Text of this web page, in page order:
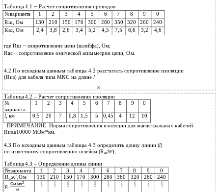
Таблица 4.1– Расчет сопротивления проводов
№варианта 1 2 3 4 5 6 7 8 9 0
Rш, Ом 130 210 150 170 300 280 350 320 260 240
Rас, Ом 2,4 3,8 2,6 3,4 5,2 4,5 7,5 6,6 3,2 4,6
где Rш – сопротивление цепи (шлейфа), Ом;
Rас –сопротивление омической асимметрии цепи, Ом.
4.2 По исходным данным таблицы 4.2 рассчитать сопротивление изоляции
(Rиз) для кабеля типа МКС на длинеl .
3
Таблица 4.2 – Расчет сопротивления изоляции
№ 1 2 3 4 5 6 7 8 9
0
варианта
l, км 0,5 20 7 0,8 1,5 5 0,45 4 12
10
ПРИМЕЧАНИЕ. Норма сопротивления изоляции для магистральных кабелей:
Rиз≥10000 МOм*км.
4.3 По исходным данным таблицы 4.3 определить длину линии (l)
по известному сопротивлению шлейфа (Rш200),
Таблица 4.3 – Определение длины линии
№варианта
1 2 3 4 5 6 7 8 9
0
Rш200,Ом 130 210 150 170 300 280 360 320 260 240
ρ, Ом мм2 0,0295 0,0175 0,0295 0,0175 0,0175 0,0295 0,0175 0,0295 0,0175 0,0295
м